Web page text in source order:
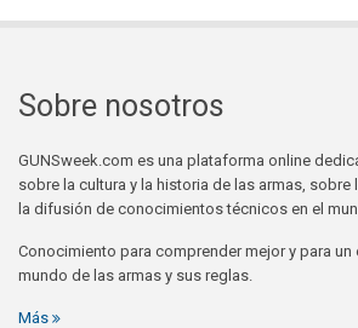
Sobre nosotros
GUNSweek.com es una plataforma online
sobre la cultura y la historia de las armas,
la difusión de conocimientos técnicos en el
Conocimiento para comprender mejor y para un
mundo de las armas y sus reglas.
Más